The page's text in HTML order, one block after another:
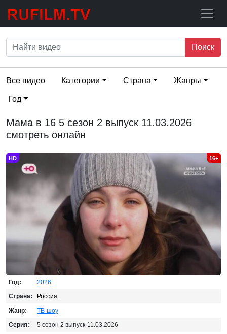
Поиск
Все видео Категории Страна Жанры
Год
Мама в 16 5 сезон 2 выпуск 11.03.2026
смотреть онлайн
HD 16+
Год:
2026
Страна:
Россия
Жанр:
ТВ-шоу
Серия:
5 сезон 2 выпуск-11.03.2026